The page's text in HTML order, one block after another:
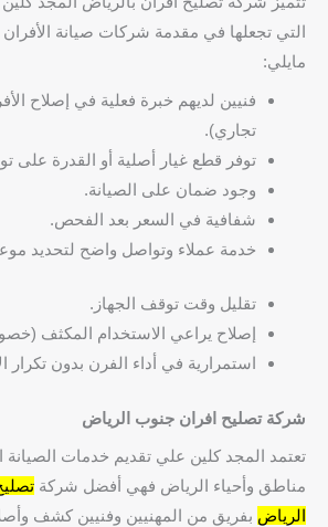
التي تجعلها في مقدمة شركات صيانة الأفران
مايلي:
فنيين لديهم خبرة فعلية في إصلاح
تجاري).
توفر قطع غيار أصلية أو القدرة على
وجود ضمان على الصيانة.
شفافية في السعر بعد الفحص.
خدمة عملاء وتواصل واضح لتحديد
تقليل وقت توقف الجهاز.
إصلاح يراعي الاستخدام المكثف
استمرارية في أداء الفرن بدون تكرار
شركة تصليح افران جنوب الرياض
تعتمد المجد كلين علي تقديم خدمات الصيانة
مناطق وأحياء الرياض فهي أفضل شركة
الرياض بفريق من المهنيين وفنيين كشف